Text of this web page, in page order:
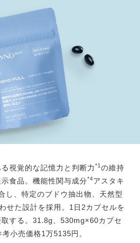
視覚的な記憶力と判断力 *1 の維持
食品。機能性関与成分*4アスタキ
し、特定のブドウ抽出物、天然型
せた設計を採用。1日2カプセルを
する。31.8g、530mg×60カプセ
小売価格1万5135円。